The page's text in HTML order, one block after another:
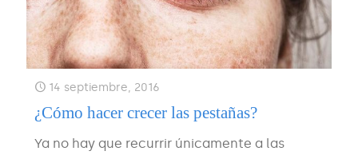
14 septiembre, 2016
¿Cómo hacer crecer las pestañas?
Ya no hay que recurrir únicamente a las